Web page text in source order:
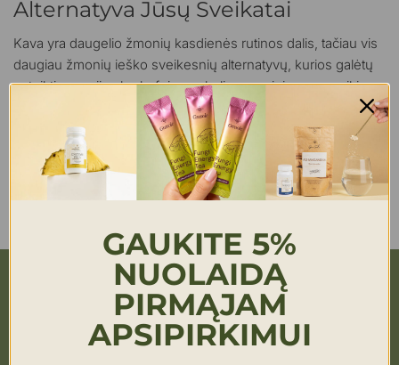
Alternatyva Jūsų Sveikatai
Kava yra daugelio žmonių kasdienės rutinos dalis, tačiau vis
daugiau žmonių ieško sveikesnių alternatyvų, kurios galėtų
suteikti energijos be kofeino sukeliamų neigiamų poveikių.
Jei ieškote natūralios ir sveikos kavos alternatyvos,...
Skaityti daugiau
GAUKITE 5%
NUOLAIDĄ
PIRMĄJAM
APSIPIRKIMUI